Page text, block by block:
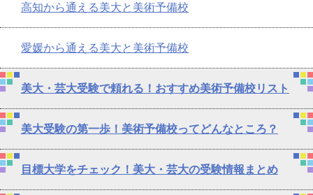
高知から通える美大と美術予備校
愛媛から通える美大と美術予備校
美大・芸大受験で頼れる！おすすめ美術予備校リスト
美大受験の第一歩！美術予備校ってどんなところ？
目標大学をチェック！美大・芸大の受験情報まとめ